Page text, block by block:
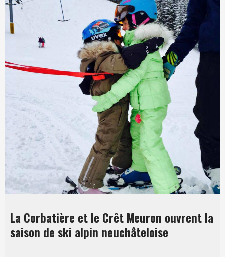
La Corbatière et le Crêt Meuron ouvrent la
saison de ski alpin neuchâteloise